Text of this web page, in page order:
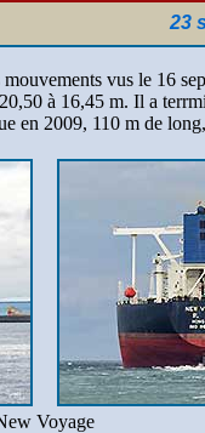
23
mouvements vus le 16
à 16,45 m. Il a
en 2009, 110 m de
Voyage